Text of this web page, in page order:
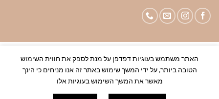
-----------להזמנות סיטונאיות לעסקים צרו קשר 0544445598---------
--------------------------------------------------------------
האתר משתמש בעוגיות דפדפן על מנת לספק את חווית השימוש
הטובה ביותר, על ידי המשך שימוש באתר זה אנו מניחים כי הינך
מאשר את המשך השימוש בעוגיות אלו